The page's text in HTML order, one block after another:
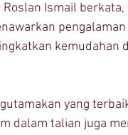
Ismail
kemudahan
yang
dalam talian juga